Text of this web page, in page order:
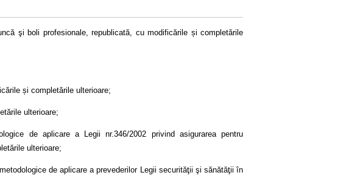
şi boli profesionale, republicată, cu modificările și completările
și completările ulterioare;
ulterioare;
de aplicare a Legii nr.346/2002 privind asigurarea pentru
ulterioare;
de aplicare a prevederilor Legii securităţii şi sănătăţii în